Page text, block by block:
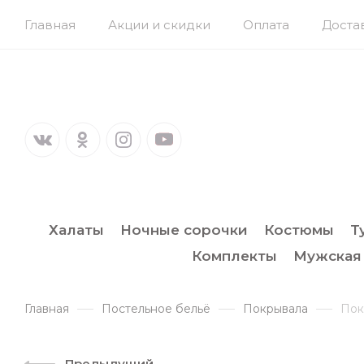
Главная Акции и скидки Оплата
Халаты Ночные сорочки Костюмы
Комплекты
Мужская
Главная Постельное бельё Покрывала